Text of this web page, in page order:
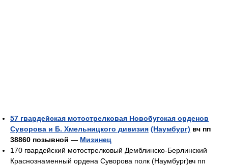
57 гвардейская мотострелковая Новобугская орденов
Суворова и Б. Хмельницкого дивизия (Наумбург) вч пп
38860 позывной — Мизинец
170 гвардейский мотострелковый Демблинско-Берлинский
Краснознаменный ордена Суворова полк (Наумбург)вч пп